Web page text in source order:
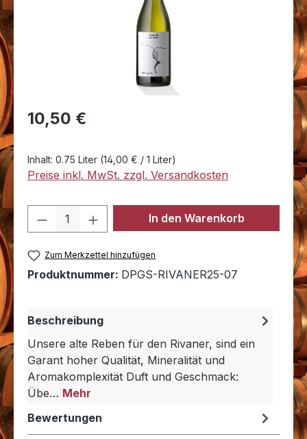
Regulärer Preis:
10,50 €
Inhalt: 0.75 Liter (14,00 € / 1 Liter)
Preise inkl. MwSt. zzgl. Versandkosten
Produkt Anzahl: Gib den
In den Warenkorb
Zum Merkzettel hinzufügen
Produktnummer: DPGS-RIVANER25-07
Beschreibung
Unsere alte Reben für den Rivaner, sind ein
Garant hoher Qualität, Mineralität und
Aromakomplexität Duft und Geschmack:
Übe… Mehr
Bewertungen